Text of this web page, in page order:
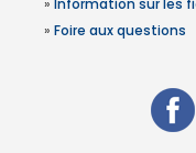
» Information sur les
» Foire aux questions